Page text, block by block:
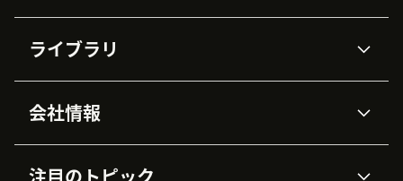
Zendesk AI
高度なデータプライバシーと
データ保護
ナレッジベース
ライブラリ
APIと開発者向け情報
AI研究
イベント情報
導入事例
会社情報